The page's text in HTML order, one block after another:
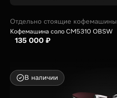
Отдельно стоящие кофемашины
Кофемашина соло CM5310 OBSW
135 000 ₽
В наличии